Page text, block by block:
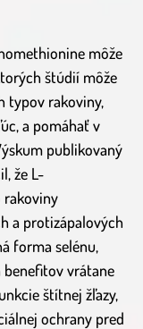
môže
štúdií môže
typov rakoviny,
a pomáhať v
publikovaný
že L-
rakoviny
a protizápalových
forma selénu,
vrátane
štítnej žľazy,
ochrany pred